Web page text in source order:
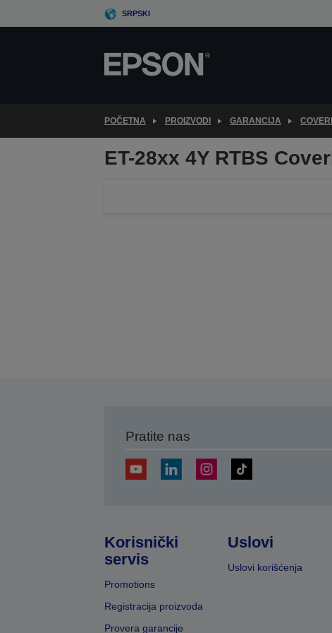
to
SRPSKI
POČETNA PROIZVODI GARANCIJA
ET-28xx 4Y RTBS
Pratite nas
Korisnički
servis
Promotions
Registracija proizvoda
Provera garancije
Uslovi
Uslovi korišćenja